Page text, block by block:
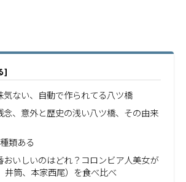
気ない、自動で作られてる八ツ橋
念、意外と歴史の浅い八ツ橋、その由来
類ある
おいしいのはどれ？コロンビア人美女が
井筒、本家西尾）を食べ比べ